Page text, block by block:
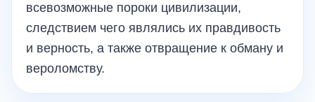
всевозможные пороки цивилизации,
следствием чего являлись их правдивость
и верность, а также отвращение к обману и
вероломству.